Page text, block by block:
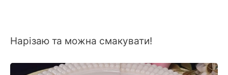
Нарізаю та можна смакувати!